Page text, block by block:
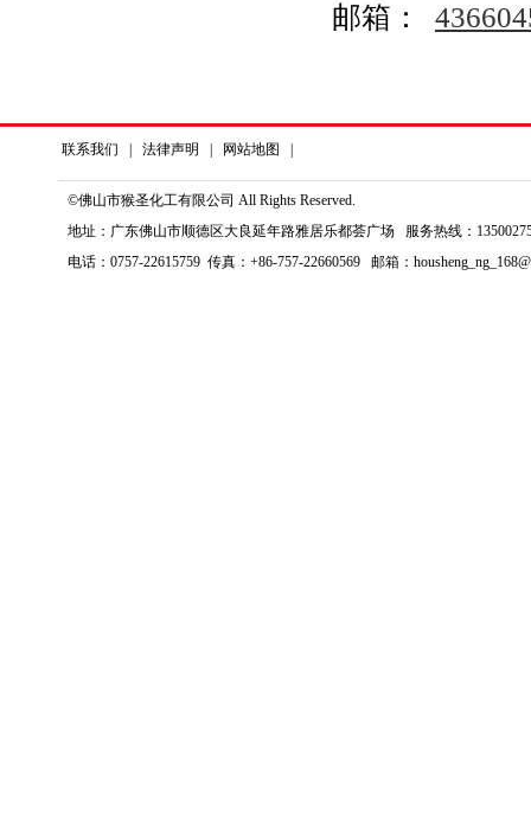
邮箱：
联系我们 法律声明 网站地图
©佛山市猴圣化工有限公司 All Rights Reserved.
地址：广东佛山市顺德区大良延年路雅居乐都荟广场 服务热线：
电话：0757-22615759 传真：+86-757-22660569 邮箱：